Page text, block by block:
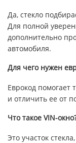
Да, стекло
Для полной
дополнительно
автомобиля.
Для чего нужен
Еврокод помогает
и отличить ее от
Что такое VIN-
Это участок